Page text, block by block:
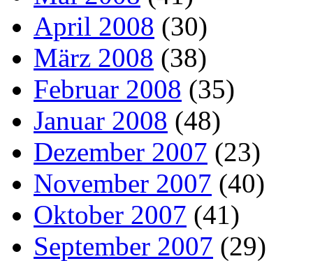
April 2008 (30)
März 2008 (38)
Februar 2008 (35)
Januar 2008 (48)
Dezember 2007 (23)
November 2007 (40)
Oktober 2007 (41)
September 2007 (29)